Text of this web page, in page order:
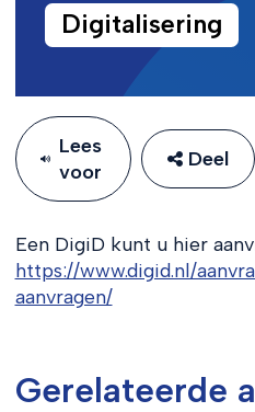
Digitalisering
Lees
voor
Deel
Een DigiD kunt u hier
https://www.digid.nl/
aanvragen/
Gerelateerde